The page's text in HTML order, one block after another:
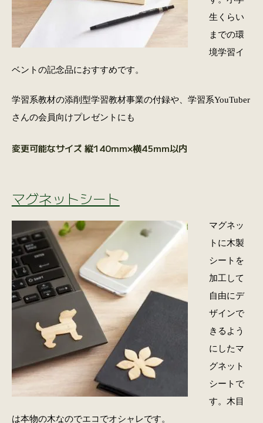
生くらい
までの環
境学習イ
ベントの記念品におすすめです。
学習系教材の添削型学習教材事業の付録や、学習系YouTuber
さんの会員向けプレゼントにも
変更可能なサイズ 縦140mm×横45mm以内
マグネットシート
マグネッ
トに木製
シートを
加工して
自由にデ
ザインで
きるよう
にしたマ
グネット
シートで
す。木目
は本物の木なのでエコでオシャレです。